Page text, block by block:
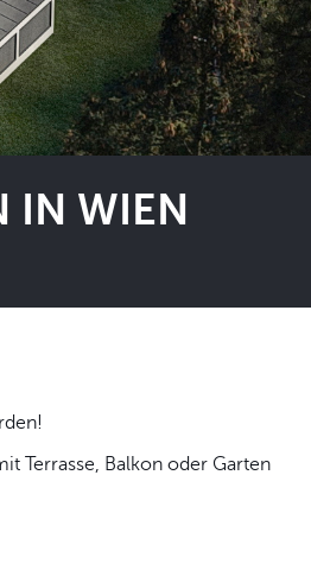
IN WIEN
würden!
Terrasse, Balkon oder Garten